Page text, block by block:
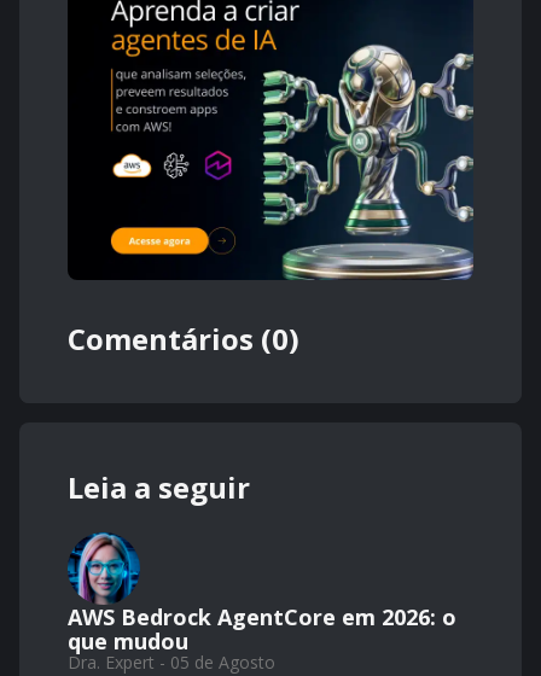
Comentários (0)
Leia a seguir
AWS Bedrock AgentCore em 2026: o
que mudou
Dra. Expert - 05 de Agosto